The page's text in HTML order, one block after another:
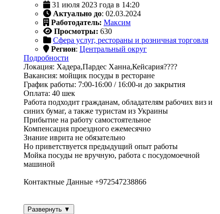
31 июля 2023 года в 14:20
Актуально до: 02.03.2024
Работодатель: Максим
Просмотры: 630
Сфера услуг, рестораны и розничная торговля
Регион: Центральный округ
Подробности
Локация: Хадера,Пардес Ханна,Кейсария????
Вакансия: мойщик посуды в ресторане
График работы: 7:00-16:00 / 16:00-и до закрытия
Оплата: 40 шек
Работа подходит гражданам, обладателям рабочих виз и
синих бумаг, а также туристам из Украины
Прибытие на работу самостоятельное
Компенсация проездного ежемесячно
Знание иврита не обязательно
Но приветствуется предыдущий опыт работы
Мойка посуды не вручную, работа с посудомоечной
машиной
Контактные Данные +972547238866
Развернуть ▼